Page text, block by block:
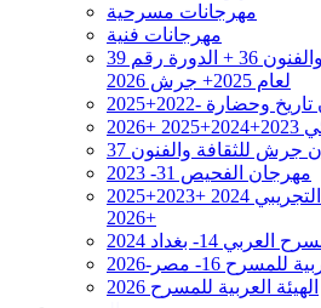
مهرجانات مسرحية
مهرجانات فنية
مهرجان جرش للثقافة والفنون 36 + الدورة رقم 39
لعام 2025+ جرش 2026
-2022+2025
جرش للثقافة والفنون 37
مهرجان الفحيص 31- 2023
مهرجان القاهرة للمسرح التجريبي 2024 +2023+2025
+2026
14- بغداد 2024
16- مصر-2026
الهيئة العربية للمسرح 2026